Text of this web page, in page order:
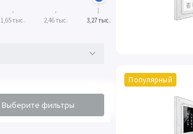
1,65 тыс. 2,46 тыс. 3,27 тыс.
Выберите фильтры
Популярный